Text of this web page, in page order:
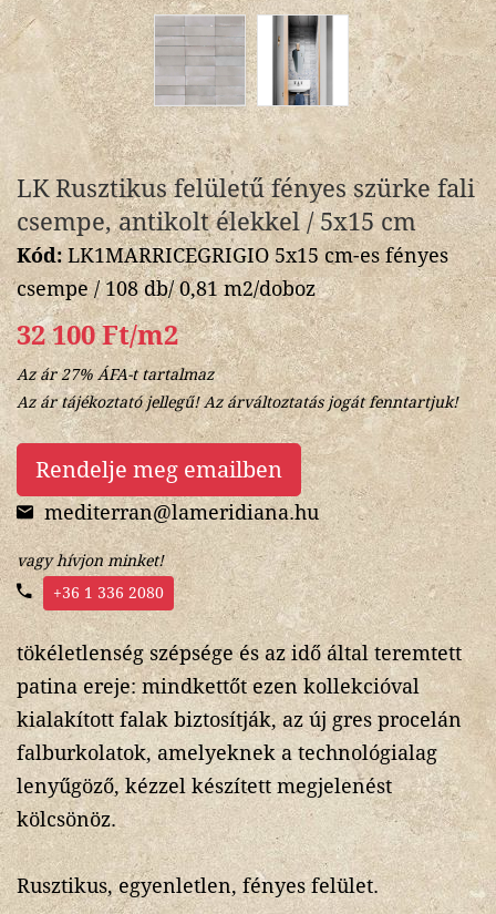
LK Rusztikus felületű fényes szürke fali
csempe, antikolt élekkel / 5x15 cm
Kód:LK1MARRICEGRIGIO 5x15 cm-es fényes
csempe / 108 db/ 0,81 m2/doboz
32 100 Ft/m2
Az ár 27% ÁFA-t tartalmaz
Az ár tájékoztató jellegű! Az árváltoztatás jogát fenntartjuk!
Rendelje meg emailben
mediterran@lameridiana.hu
vagy hívjon minket!
+36 1 336 2080
tökéletlenség szépsége és az idő által teremtett
patina ereje: mindkettőt ezen kollekcióval
kialakított falak biztosítják, az új gres procelán
falburkolatok, amelyeknek a technológialag
lenyűgöző, kézzel készített megjelenést
kölcsönöz.
Rusztikus, egyenletlen, fényes felület.